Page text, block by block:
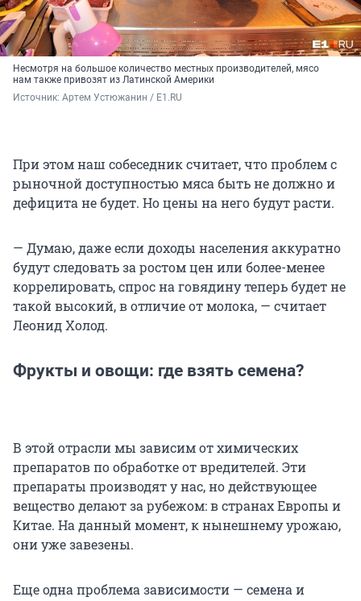
Несмотря на большое количество местных производителей, мясо
нам также привозят из Латинской Америки
Источник: Артем Устюжанин / E1.RU
При этом наш собеседник считает, что проблем с
рыночной доступностью мяса быть не должно и
дефицита не будет. Но цены на него будут расти.
— Думаю, даже если доходы населения аккуратно
будут следовать за ростом цен или более-менее
коррелировать, спрос на говядину теперь будет не
такой высокий, в отличие от молока, — считает
Леонид Холод.
Фрукты и овощи: где взять семена?
В этой отрасли мы зависим от химических
препаратов по обработке от вредителей. Эти
препараты производят у нас, но действующее
вещество делают за рубежом: в странах Европы и
Китае. На данный момент, к нынешнему урожаю,
они уже завезены.
Еще одна проблема зависимости — семена и